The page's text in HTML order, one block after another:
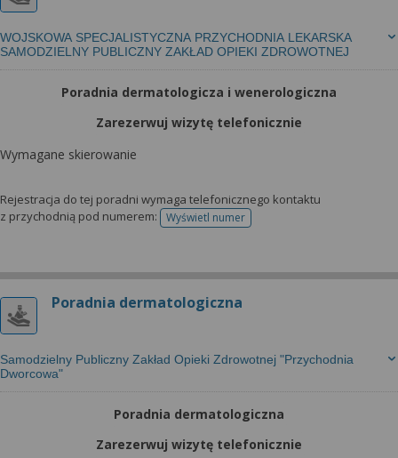
WOJSKOWA SPECJALISTYCZNA PRZYCHODNIA LEKARSKA
SAMODZIELNY PUBLICZNY ZAKŁAD OPIEKI ZDROWOTNEJ
Poradnia dermatologicza i wenerologiczna
Zarezerwuj wizytę telefonicznie
Wymagane skierowanie
Rejestracja do tej poradni wymaga telefonicznego kontaktu
z przychodnią pod numerem:
Wyświetl numertelefonu do rejestracji
Poradnia dermatologiczna
Samodzielny Publiczny Zakład Opieki Zdrowotnej "Przychodnia
Dworcowa"
Poradnia dermatologiczna
Zarezerwuj wizytę telefonicznie